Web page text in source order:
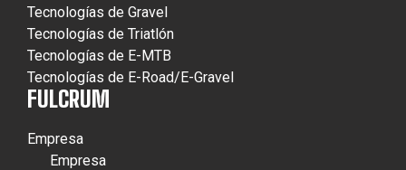
Tecnologías de Gravel
Tecnologías de Triatlón
Tecnologías de E-MTB
Tecnologías de E-Road/E-Gravel
FULCRUM
Empresa
Empresa